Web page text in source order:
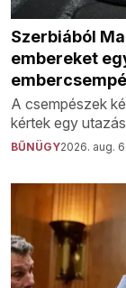
Szerbiából
embereket
A csempészek
kértek egy
BŰNÜGY2026. aug.